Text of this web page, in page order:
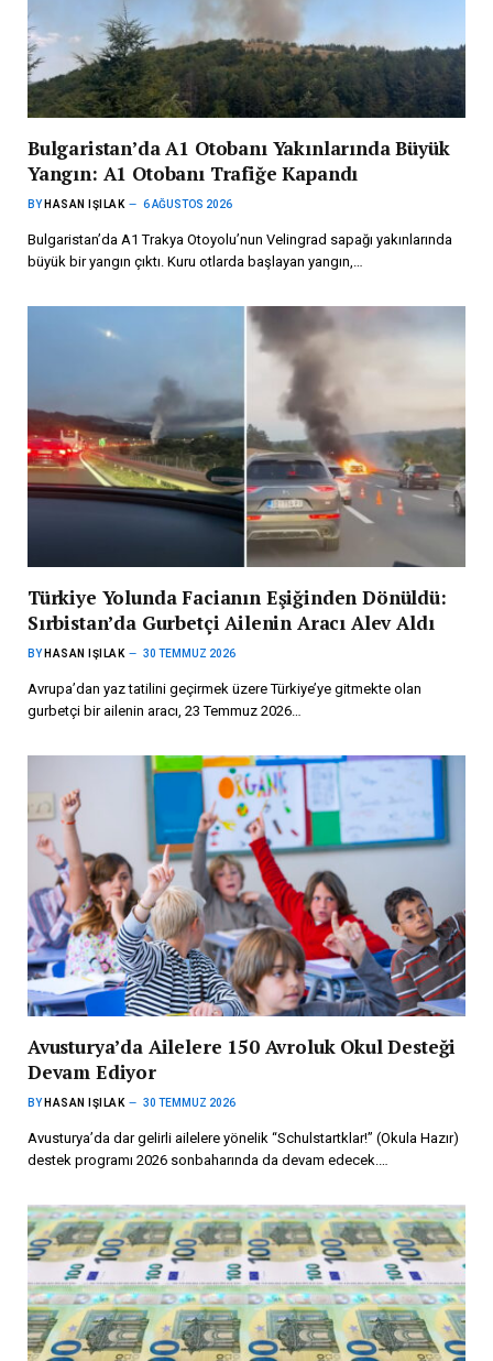
Bulgaristan’da A1 Otobanı Yakınlarında Büyük
Yangın: A1 Otobanı Trafiğe Kapandı
BY HASAN IŞILAK 6 AĞUSTOS 2026
Bulgaristan’da A1 Trakya Otoyolu’nun Velingrad sapağı yakınlarında
büyük bir yangın çıktı. Kuru otlarda başlayan yangın,…
Türkiye Yolunda Facianın Eşiğinden Dönüldü:
Sırbistan’da Gurbetçi Ailenin Aracı Alev Aldı
BY HASAN IŞILAK 30 TEMMUZ 2026
Avrupa’dan yaz tatilini geçirmek üzere Türkiye’ye gitmekte olan
gurbetçi bir ailenin aracı, 23 Temmuz 2026…
Avusturya’da Ailelere 150 Avroluk Okul Desteği
Devam Ediyor
BY HASAN IŞILAK 30 TEMMUZ 2026
Avusturya’da dar gelirli ailelere yönelik “Schulstartklar!” (Okula Hazır)
destek programı 2026 sonbaharında da devam edecek.…